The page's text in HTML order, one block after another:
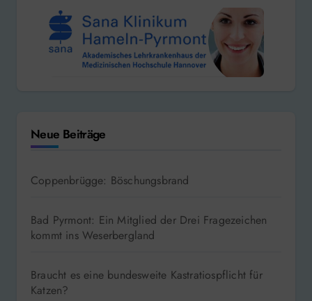
Neue Beiträge
Coppenbrügge: Böschungsbrand
Bad Pyrmont: Ein Mitglied der Drei Fragezeichen
kommt ins Weserbergland
Braucht es eine bundesweite Kastratiospflicht für
Katzen?